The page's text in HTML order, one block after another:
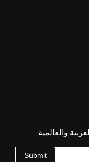
والعالمية
Submit